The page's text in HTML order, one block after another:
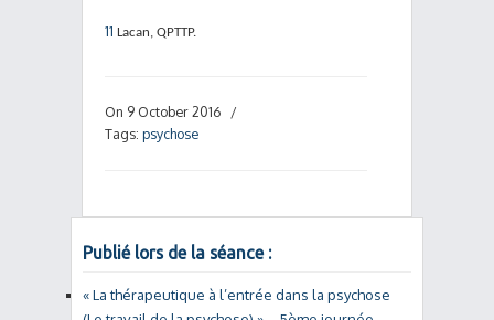
11 Lacan, QPTTP.
On 9 October 2016
/
Tags: psychose
Publié lors de la séance :
« La thérapeutique à l’entrée dans la psychose